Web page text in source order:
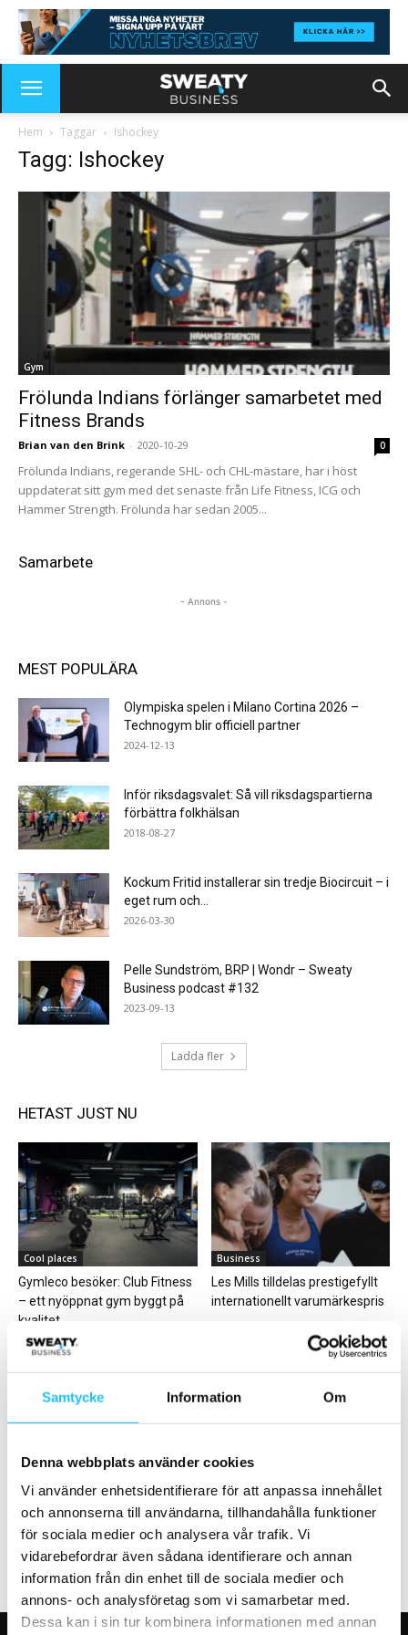
Samtycke Information Om
Denna webbplats använder cookies
Vi använder enhetsidentifierare för att anpassa innehållet
och annonserna till användarna, tillhandahålla funktioner
för sociala medier och analysera vår trafik. Vi
vidarebefordrar även sådana identifierare och annan
information från din enhet till de sociala medier och
annons- och analysföretag som vi samarbetar med.
Dessa kan i sin tur kombinera informationen med annan
Hem Taggar Ishockey
Tagg: Ishockey
Gym
Frölunda Indians förlänger samarbetet med
Fitness Brands
Brian van den Brink - 2020-10-29 0
Frölunda Indians, regerande SHL- och CHL-mästare, har i höst
uppdaterat sitt gym med det senaste från Life Fitness, ICG och
Hammer Strength. Frölunda har sedan 2005...
Samarbete
- Annons -
MEST POPULÄRA
Olympiska spelen i Milano Cortina 2026 –
Technogym blir officiell partner
2024-12-13
Inför riksdagsvalet: Så vill riksdagspartierna
förbättra folkhälsan
2018-08-27
Kockum Fritid installerar sin tredje Biocircuit – i
eget rum och...
2026-03-30
Pelle Sundström, BRP | Wondr – Sweaty
Business podcast #132
2023-09-13
Ladda fler
HETAST JUST NU
Cool places
Gymleco besöker: Club Fitness
– ett nyöppnat gym byggt på
kvalitet
Business
Les Mills tilldelas prestigefyllt
internationellt varumärkespris
Kanadensiska konceptet Safe
Sweat satsar på hybridlösning
med privata träningsytor
Technogym Sverige stärker
teamet med tre nya säljare